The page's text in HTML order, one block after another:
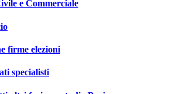
e Commerciale
firme elezioni
specialisti